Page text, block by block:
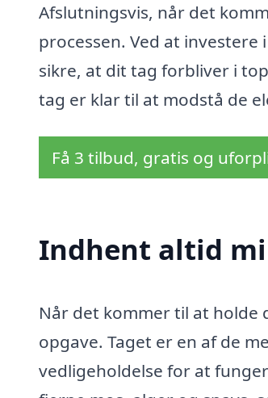
Afslutningsvis, når det
processen. Ved at
sikre, at dit tag forbliver i
tag er klar til at modstå de
Få 3 tilbud, gratis og
Indhent altid
Når det kommer til at holde
opgave. Taget er en af de
vedligeholdelse for at